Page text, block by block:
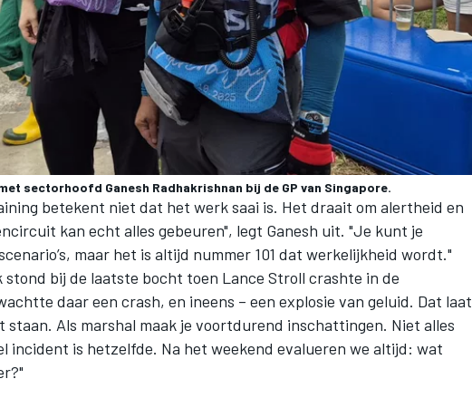
sectorhoofd Ganesh Radhakrishnan bij de GP van Singapore.
betekent niet dat het werk saai is. Het draait om alertheid en
kan echt alles gebeuren", legt Ganesh uit. "Je kunt je
maar het is altijd nummer 101 dat werkelijkheid wordt."
bij de laatste bocht toen Lance Stroll crashte in de
daar een crash, en ineens – een explosie van geluid. Dat laat
staan. Als marshal maak je voortdurend inschattingen. Niet alles
incident is hetzelfde. Na het weekend evalueren we altijd: wat